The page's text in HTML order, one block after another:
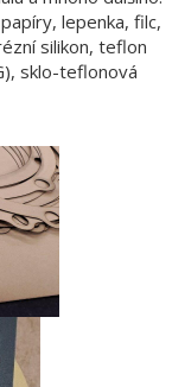
lepenka, filc,
silikon, teflon
sklo-teflonová